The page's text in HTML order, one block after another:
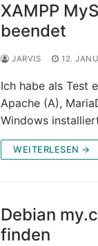
XAMPP
beendet
JARVIS 12.
Ich habe als Test
Apache (A),
Windows
WEITERLESEN →
Debian
finden